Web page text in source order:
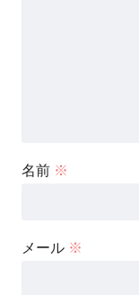
名前 ※
メール ※